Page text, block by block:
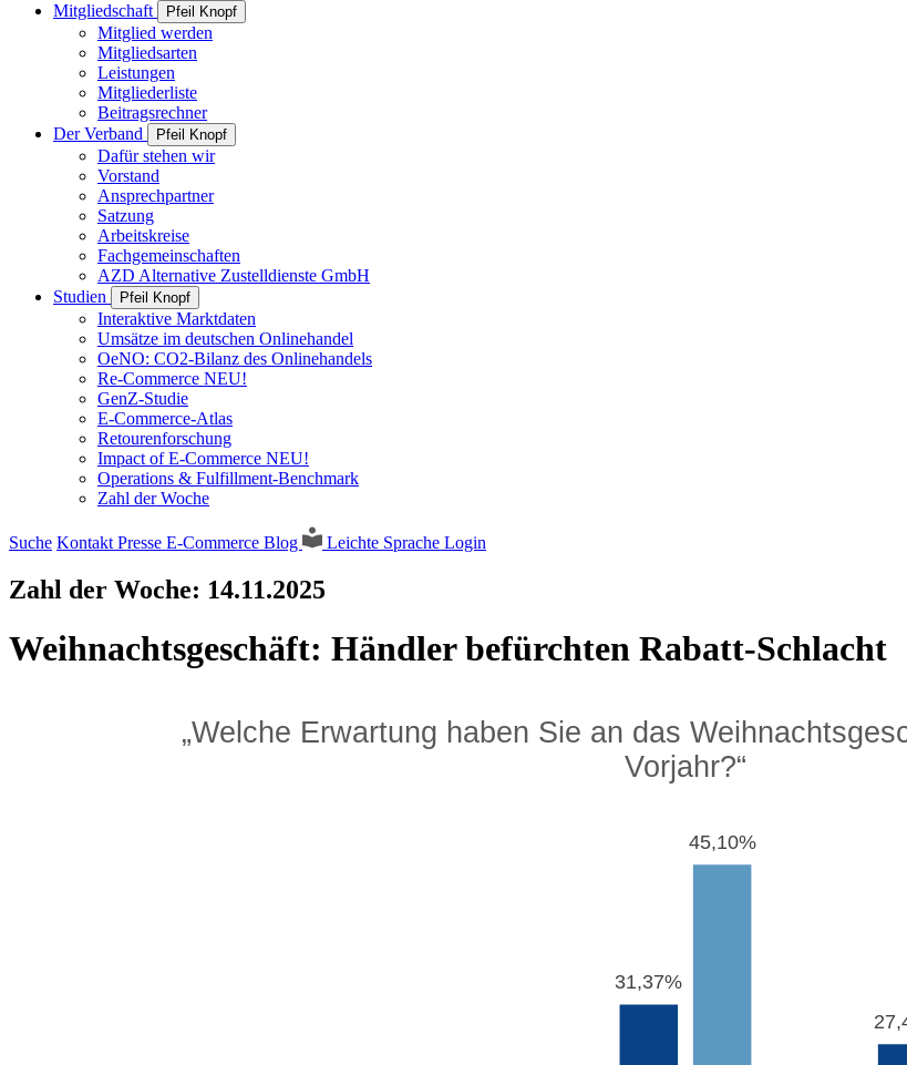
Mitgliedschaft
Pfeil Knopf
Mitglied werden
Mitgliedsarten
Leistungen
Mitgliederliste
Beitragsrechner
Der Verband
Pfeil Knopf
Dafür stehen wir
Vorstand
Ansprechpartner
Satzung
Arbeitskreise
Fachgemeinschaften
AZD Alternative Zustelldienste GmbH
Studien
Pfeil Knopf
Interaktive Marktdaten
Umsätze im deutschen Onlinehandel
OeNO: CO2-Bilanz des Onlinehandels
Re-Commerce NEU!
GenZ-Studie
E-Commerce-Atlas
Retourenforschung
Impact of E-Commerce NEU!
Operations & Fulfillment-Benchmark
Zahl der Woche
Suche Kontakt Presse E-Commerce Blog Leichte Sprache Login
Zahl der Woche: 14.11.2025
Weihnachtsgeschäft: Händler befürchten Rabatt-Schlacht